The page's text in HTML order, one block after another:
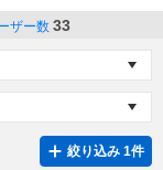
ザー数 33
絞り込み 1件